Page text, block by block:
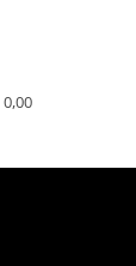
0,00